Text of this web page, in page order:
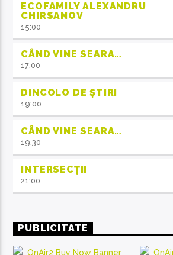
ECOFAMILY ALEXANDRU
CHIRSANOV
15:00
CÂND VINE SEARA…
17:00
DINCOLO DE ȘTIRI
19:00
CÂND VINE SEARA…
19:30
INTERSECȚII
21:00
PUBLICITATE